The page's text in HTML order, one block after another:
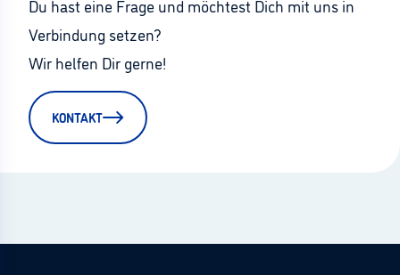
Du hast eine Frage und möchtest Dich mit uns in
Verbindung setzen?
Wir helfen Dir gerne!
KONTAKT